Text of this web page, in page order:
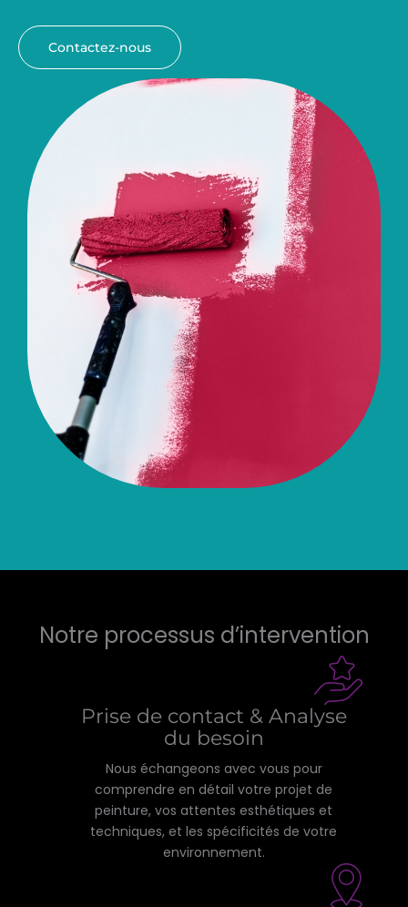
Contactez-nous
Notre processus d’intervention
Prise de contact & Analyse
du besoin
Nous échangeons avec vous pour
comprendre en détail votre projet de
peinture, vos attentes esthétiques et
techniques, et les spécificités de votre
environnement.